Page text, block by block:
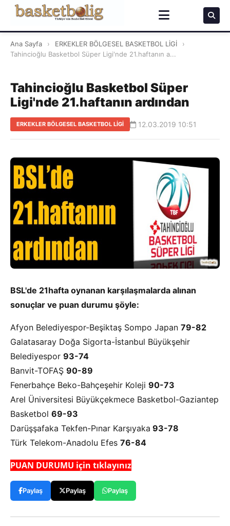
Ana Sayfa › ERKEKLER BÖLGESEL BASKETBOL LİGİ
›
Tahincioğlu Basketbol Süper Ligi'nde 21.haftanın a...
Tahincioğlu Basketbol Süper
Ligi'nde 21.haftanın ardından
ERKEKLER BÖLGESEL BASKETBOL LİGİ 12.03.2019 10:51
BSL'de 21hafta oynanan karşılaşmalarda alınan
sonuçlar ve puan durumu şöyle:
Afyon Belediyespor-Beşiktaş Sompo Japan 79-82
Galatasaray Doğa Sigorta-İstanbul Büyükşehir
Belediyespor 93-74
Banvit-TOFAŞ 90-89
Fenerbahçe Beko-Bahçeşehir Koleji 90-73
Arel Üniversitesi Büyükçekmece Basketbol-Gaziantep
Basketbol 69-93
Darüşşafaka Tekfen-Pınar Karşıyaka 93-78
Türk Telekom-Anadolu Efes 76-84
PUAN DURUMU için tıklayınız
Paylaş Paylaş Paylaş